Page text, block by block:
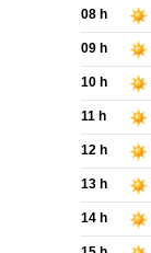
08 h
09 h
10 h
11 h
12 h
13 h
14 h